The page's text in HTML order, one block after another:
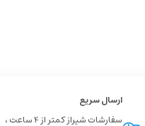
ارسال سریع
سفارشات شیراز کمتر از 4 ساعت ،